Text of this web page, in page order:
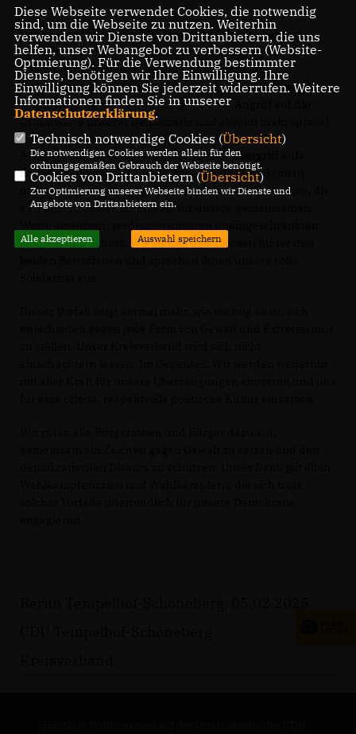
Der Kreisverband der CDU Tempelhof-Schöneberg ist
zutiefst erschüttert über den gestrigen Angriff auf den
Kreisvorsitzenden der Jungen Union Tempelhof-
Schöneberg und seinen Stellvertreter während einer
Wahlkampfaktion. Solche Taten sind ein Angriff auf die
Grundwerte unserer Demokratie und absolut inakzeptabel.
Als Kreisverband verurteilen wir diesen Übergriff aufs
Schärfste. Politisches Engagement ist das Fundament
unseres demokratischen Miteinanders und diejenigen, die
sich mit Herzblut und Einsatz für unsere gemeinsamen
Respekt und Schutz. Wir stehen geschlossen hinter den
Diese Webseite verwendet Cookies, die notwendig
sind, um die Webseite zu nutzen. Weiterhin
verwenden wir Dienste von Drittanbietern, die uns
helfen, unser Webangebot zu verbessern (Website-
Optmierung). Für die Verwendung bestimmter
Dienste, benötigen wir Ihre Einwilligung. Ihre
Einwilligung können Sie jederzeit widerrufen. Weitere
Informationen finden Sie in unserer
Datenschutzerklärung.
Technisch notwendige Cookies (Übersicht)
Die notwendigen Cookies werden allein für den
ordnungsgemäßen Gebrauch der Webseite benötigt.
Cookies von Drittanbietern (Übersicht)
Zur Optimierung unserer Webseite binden wir Dienste und
Angebote von Drittanbietern ein.
Alle akzeptieren Auswahl speichern